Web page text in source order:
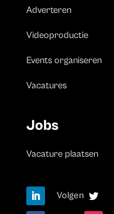
Adverteren
Videoproductie
Events organiseren
Vacatures
Jobs
Vacature plaatsen
Volgen